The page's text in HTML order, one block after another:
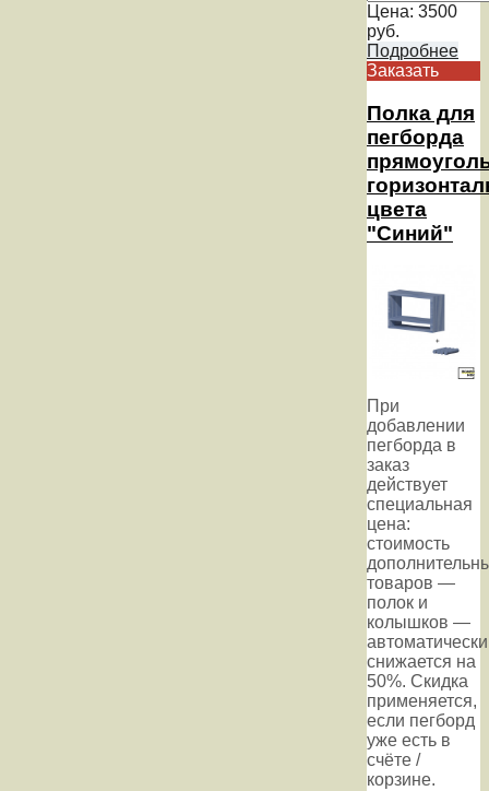
Цена: 3500
руб.
Подробнее
Заказать
Полка для
пегборда
цвета
"Синий"
При
добавлении
пегборда в
заказ
действует
специальная
цена:
стоимость
товаров —
полок и
колышков —
автоматически
снижается на
50%. Скидка
применяется,
если пегборд
уже есть в
счёте /
корзине.